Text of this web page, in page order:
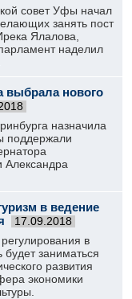
совет Уфы начал
занять пост
Ялалова,
наделил
выбрала нового
назначила
поддержали
Александра
в ведение
17.09.2018
в
заниматься
развития
экономики